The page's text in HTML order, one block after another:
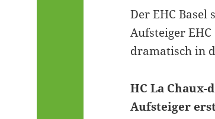
Der EHC
Aufsteiger
dramatisch in
HC La Chaux-
Aufsteiger